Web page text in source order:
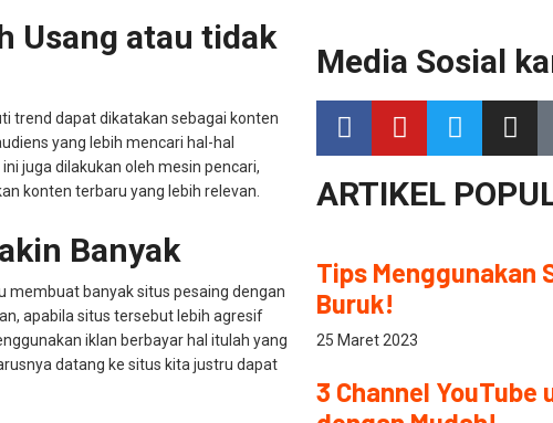
Usang atau tidak
trend dapat dikatakan sebagai konten
yang lebih mencari hal-hal
juga dilakukan oleh mesin pencari,
konten terbaru yang lebih relevan.
Banyak
membuat banyak situs pesaing dengan
apabila situs tersebut lebih agresif
iklan berbayar hal itulah yang
datang ke situs kita justru dapat
Media Sosial
ARTIKEL
Tips Menggunakan
Buruk!
25 Maret 2023
3 Channel